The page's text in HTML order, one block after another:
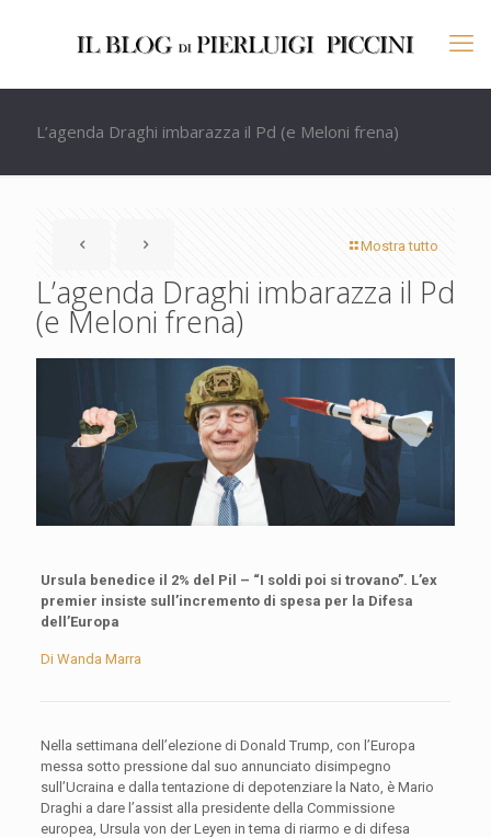
L’agenda Draghi imbarazza il Pd (e Meloni frena)
Mostra tutto
L’agenda Draghi imbarazza il Pd
(e Meloni frena)
Ursula benedice il 2% del Pil – “I soldi poi si trovano”. L’ex
premier insiste sull’incremento di spesa per la Difesa
dell’Europa
Di Wanda Marra
Nella settimana dell’elezione di Donald Trump, con l’Europa
messa sotto pressione dal suo annunciato disimpegno
sull’Ucraina e dalla tentazione di depotenziare la Nato, è Mario
Draghi a dare l’assist alla presidente della Commissione
europea, Ursula von der Leyen in tema di riarmo e di difesa